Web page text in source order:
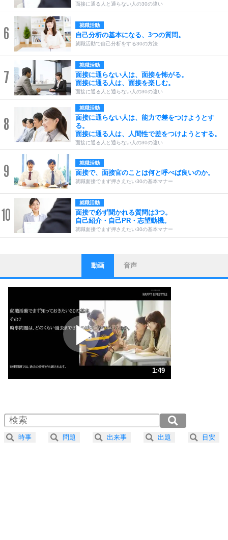
面接に通る人と通らない人の30の違い
6 就職活動
自己分析の基本になる、3つの質問。
就職活動で自己分析をする30の方法
7
就職活動
面接に通らない人は、面接を怖がる。
面接に通る人は、面接を楽しむ。
面接に通る人と通らない人の30の違い
8
就職活動
面接に通らない人は、能力で差をつけようとす
る。
面接に通る人は、人間性で差をつけようとする。
面接に通る人と通らない人の30の違い
9 就職活動
面接で、面接官のことは何と呼べば良いのか。
就職面接でまず押さえたい30の基本マナー
10
就職活動
面接で必ず聞かれる質問は3つ。
自己紹介・自己PR・志望動機。
就職面接でまず押さえたい30の基本マナー
1
ストレス対策
他人と比べない。
いっそのこと、他人を見ない。
いらいらしない人になる30の方法
プラス思考
ポジティブになれない原因は、行動しないから。
ポジティブ思考になる30の方法
ストレス対策
人生、なんとかなるもの。
気楽に生きる30の方法
4 器の大きい人は、怒りを優しさで表現する。
プラス思考
動画 音声
1:49
2.0倍速 （215KB 54秒）
2.5倍速 （172KB 43秒）
3.0倍速 （144KB 36秒）
時事 問題 出来事 出題 目安